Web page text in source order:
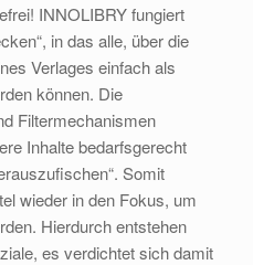
INNOLIBRY fungiert
in das alle, über die
Verlages einfach als
können. Die
Filtermechanismen
Inhalte bedarfsgerecht
Somit
wieder in den Fokus, um
Hierdurch entstehen
es verdichtet sich damit